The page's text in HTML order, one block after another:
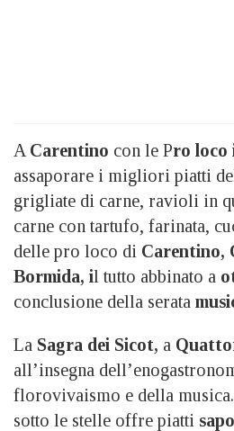
A Carentino con le Pro loco
assaporare i migliori piatti
grigliate di carne, ravioli in
carne con tartufo, farinata,
delle pro loco di Carentino,
Bormida, il tutto abbinato a
conclusione della serata
La Sagra dei Sicot, a
all’insegna
florovivaismo e della
sotto le stelle offre piatti